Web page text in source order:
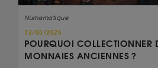
Numismatique
12/03/2025
POURQUOI COLLECTIONNER
MONNAIES ANCIENNES ?